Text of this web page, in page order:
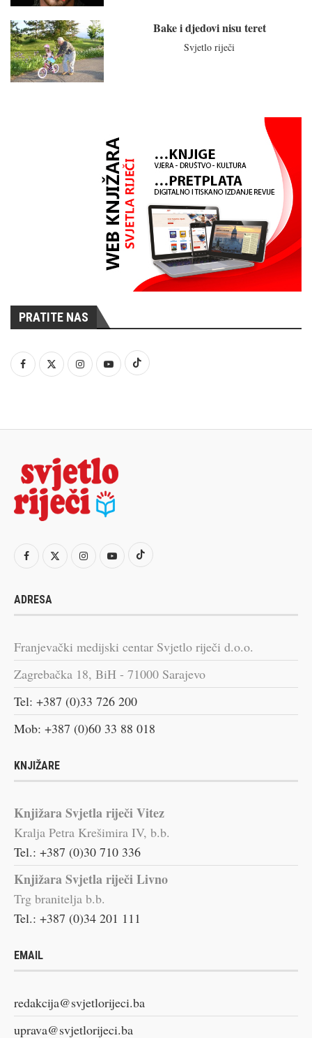
Bake i djedovi nisu teret
Svjetlo riječi
PRATITE NAS
ADRESA
Franjevački medijski centar Svjetlo riječi d.o.o.
Zagrebačka 18, BiH - 71000 Sarajevo
Tel: +387 (0)33 726 200
Mob: +387 (0)60 33 88 018
KNJIŽARE
Knjižara Svjetla riječi Vitez
Kralja Petra Krešimira IV, b.b.
Tel.: +387 (0)30 710 336
Knjižara Svjetla riječi Livno
Trg branitelja b.b.
Tel.: +387 (0)34 201 111
EMAIL
redakcija@svjetlorijeci.ba
uprava@svjetlorijeci.ba